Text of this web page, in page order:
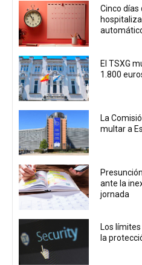
Cinco días
El TSXG
1.800
La
multar a
ante la
jornada
Los
la